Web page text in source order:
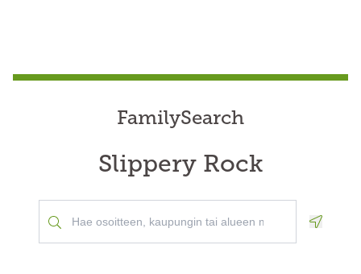
FamilySearch
Slippery Rock